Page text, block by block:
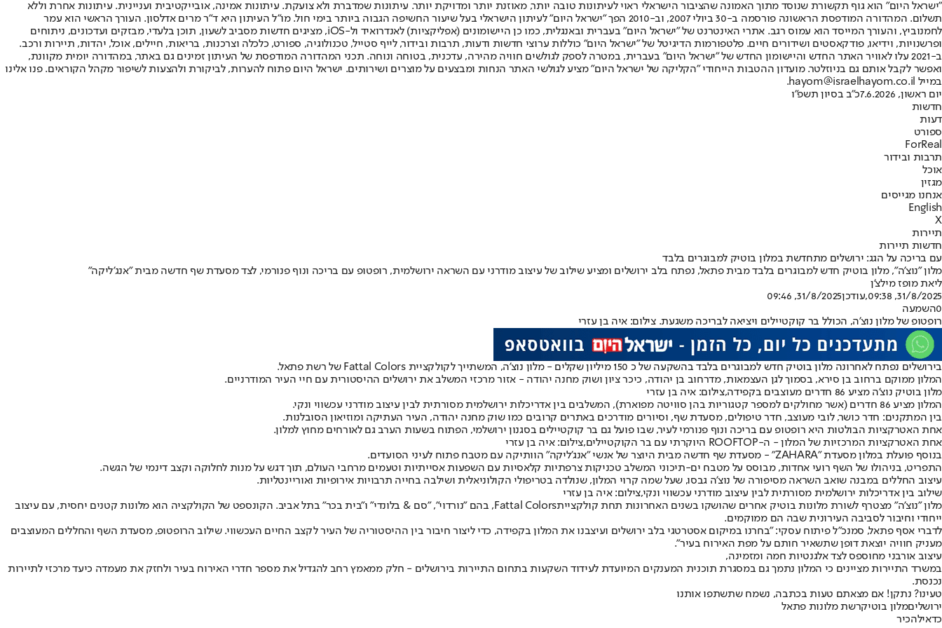
"ישראל היום" הוא גוף תקשורת שנוסד מתוך האמונה שהציבור הישראלי ראוי לעיתונות טובה יותר, מאוזנת יותר ומדויקת יותר. עיתונות שמדברת ולא צועקת. עיתונות אמינה, אובייקטיבית ועניינית. עיתונות אחרת וללא
תשלום. המהדורה המודפסת הראשונה פורסמה ב-30 ביולי 2007, וב-2010 הפך "ישראל היום" לעיתון הישראלי בעל שיעור החשיפה הגבוה ביותר בימי חול. מו"ל העיתון היא ד"ר מרים אדלסון. העורך הראשי הוא עמר
לחמנוביץ, והעורך המייסד הוא עמוס רגב. אתרי האינטרנט של "ישראל היום" בעברית ובאנגלית, כמו כן היישומונים (אפליקציות) לאנדרואיד ול-iOS, מציגים חדשות מסביב לשעון, תוכן בלעדי, מבזקים ועדכונים, ניתוחים
ופרשנויות, וידיאו, פודקאסטים ושידורים חיים. פלטפורמות הדיגיטל של "ישראל היום" כוללות ערוצי חדשות ודעות, תרבות ובידור, לייף סטייל, טכנולוגיה, ספורט, כלכלה וצרכנות, בריאות, חיילים, אוכל, יהדות, תיירות ורכב.
ב-2021 עלו לאוויר האתר החדש והיישומון החדש של "ישראל היום" בעברית, במטרה לספק לגולשים חוויה מהירה, עדכנית, בטוחה ונוחה. תכני המהדורה המודפסת של העיתון זמינים גם באתר, במהדורה יומית מקוונת,
ואפשר לקבל אותם גם בניוזלטר. מועדון ההטבות הייחודי "הקליקה של ישראל היום" מציע לגולשי האתר הנחות ומבצעים על מוצרים ושירותים. ישראל היום פתוח להערות, לביקורת ולהצעות לשיפור מקהל הקוראים. פנו אלינו
במייל hayom@israelhayom.co.il.
יום ראשון, 7.6.2026
כ"ב בסיון תשפ"ו
חדשות
דעות
ספורט
ForReal
תרבות ובידור
אוכל
מגזין
אנחנו מגייסים
English
X
תיירות
חדשות תיירות
עם בריכה על הגג: ירושלים מתחדשת במלון בוטיק למבוגרים בלבד
מלון "נוצ'ה", מלון בוטיק חדש למבוגרים בלבד מבית פתאל, נפתח בלב ירושלים ומציע שילוב של עיצוב מודרני עם השראה ירושלמית, רופטופ עם בריכה ונוף פנורמי, לצד מסעדת שף חדשה מבית "אנג'ליקה"
ליאת מופז מילצ'ן
31/8/2025, 09:38
,עודכן31/8/2025, 09:46
0השמעה
רופטופ של מלון נוצ'ה, הכולל בר קוקטיילים ויציאה לבריכה משגעת. צילום: איה בן עזרי
בירושלים נפתח לאחרונה מלון בוטיק חדש למבוגרים בלבד בהשקעה של כ 150 מיליון שקלים - מלון נוצ'ה, המשתייך לקולקציית Fattal Colors של רשת פתאל.
המלון ממוקם ברחוב בן סירא, בסמוך לגן העצמאות, מדרחוב בן יהודה, כיכר ציון ושוק מחנה יהודה - אזור מרכזי המשלב את ירושלים ההיסטורית עם חיי העיר המודרניים.
מלון בוטיק נוצ'ה מציע 86 חדרים מעוצבים בקפידה,צילום: איה בן עזרי
המלון מציע 86 חדרים (אשר מחולקים למספר קטגוריות בהן סוויטה מפוארת), המשלבים בין אדריכלות ירושלמית מסורתית לבין עיצוב מודרני עכשווי ונקי.
בין המתקנים: חדר כושר, לובי מעוצב, חדר טיפולים, מסעדת שף, וסיורים מודרכים באתרים קרובים כמו שוק מחנה יהודה, העיר העתיקה ומוזיאון הסובלנות.
אחת האטרקציות הבולטות היא רופטופ עם בריכה ונוף פנורמי לעיר, שבו פועל גם בר קוקטיילים בסגנון ירושלמי, הפתוח בשעות הערב גם לאורחים מחוץ למלון.
אחת האטרקציות המרכזיות של המלון - ה-ROOFTOP היוקרתי עם בר הקוקטיילים,צילום: איה בן עזרי
בנוסף פועלת במלון מסעדת "ZAHARA" - מסעדת שף חדשה מבית היוצר של אנשי "אנג'ליקה" הוותיקה עם מטבח פתוח לעיני הסועדים.
התפריט, בניהולו של השף רועי אחדות, מבוסס על מטבח ים-תיכוני המשלב טכניקות צרפתיות קלאסיות עם השפעות אסייתיות וטעמים מרחבי העולם, תוך דגש על מנות לחלוקה וקצב דינמי של הגשה.
עיצוב החללים במבנה שואב השראה מסיפורה של נוצ'ה גבסו, שעל שמה קרוי המלון, שנולדה בטריפולי הקולוניאלית ושילבה בחייה תרבויות אירופיות ואוריינטליות.
שילוב בין אדריכלות ירושלמית מסורתית לבין עיצוב מודרני עכשווי ונקי,צילום: איה בן עזרי
מלון "נוצ'ה" מצטרף לשורת מלונות בוטיק אחרים שהושקו בשנים האחרונות תחת קולקצייתFattal Colors , בהם "נורדוי", "סם & בלונדי" ו"בית בכר" בתל אביב. הקונספט של הקולקציה הוא מלונות קטנים יחסית, עם עיצוב
ייחודי וחיבור לסביבה העירונית שבה הם ממוקמים.
לדברי אסף פתאל, סמנכ"ל פיתוח עסקי: "בחרנו במיקום אסטרטגי בלב ירושלים ועיצבנו את המלון בקפידה, כדי ליצור חיבור בין ההיסטוריה של העיר לקצב החיים העכשווי. שילוב הרופטופ, מסעדת השף והחללים המעוצבים
מעניק חוויה יוצאת דופן שתשאיר חותם על מפת האירוח בעיר".
עיצוב אורבני מחוספס לצד אלגנטיות חמה ומזמינה,
במשרד התיירות מציינים כי המלון נתמך גם במסגרת תוכנית המענקים המיועדת לעידוד השקעות בתחום התיירות בירושלים - חלק ממאמץ רחב להגדיל את מספר חדרי האירוח בעיר ולחזק את מעמדה כיעד מרכזי לתיירות
נכנסת.
טעינו? נתקן! אם מצאתם טעות בכתבה, נשמח שתשתפו אותנו
ירושליםמלון בוטיקרשת מלונות פתאל
כדאילהכיר